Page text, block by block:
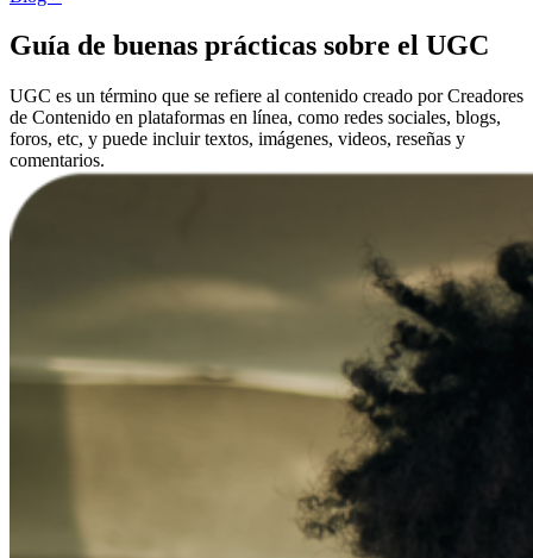
Guía de buenas prácticas sobre el UGC
UGC es un término que se refiere al contenido creado por Creadores
de Contenido en plataformas en línea, como redes sociales, blogs,
foros, etc, y puede incluir textos, imágenes, videos, reseñas y
comentarios.